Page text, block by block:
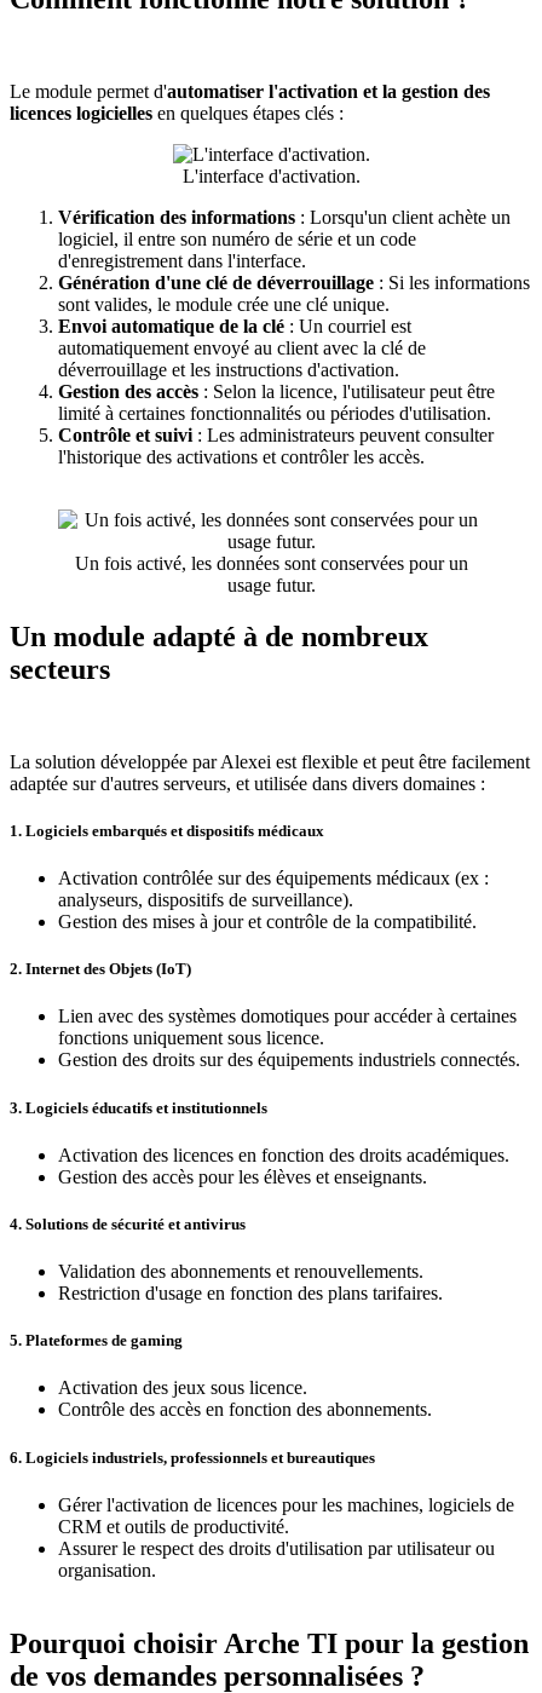
Le module permet d'automatiser l'activation et la gestion des
licences logicielles en quelques étapes clés :
L'interface d'activation.
Vérification des informations : Lorsqu'un client achète un
logiciel, il entre son numéro de série et un code
d'enregistrement dans l'interface.
Génération d'une clé de déverrouillage : Si les informations
sont valides, le module crée une clé unique.
Envoi automatique de la clé : Un courriel est
automatiquement envoyé au client avec la clé de
déverrouillage et les instructions d'activation.
Gestion des accès : Selon la licence, l'utilisateur peut être
limité à certaines fonctionnalités ou périodes d'utilisation.
Contrôle et suivi : Les administrateurs peuvent consulter
l'historique des activations et contrôler les accès.
Un fois activé, les données sont conservées pour un
usage futur.
Un module adapté à de nombreux
secteurs
La solution développée par Alexei est flexible et peut être facilement
adaptée sur d'autres serveurs, et utilisée dans divers domaines :
1. Logiciels embarqués et dispositifs médicaux
Activation contrôlée sur des équipements médicaux (ex :
analyseurs, dispositifs de surveillance).
Gestion des mises à jour et contrôle de la compatibilité.
2. Internet des Objets (IoT)
Lien avec des systèmes domotiques pour accéder à certaines
fonctions uniquement sous licence.
Gestion des droits sur des équipements industriels connectés.
3. Logiciels éducatifs et institutionnels
Activation des licences en fonction des droits académiques.
Gestion des accès pour les élèves et enseignants.
4. Solutions de sécurité et antivirus
Validation des abonnements et renouvellements.
Restriction d'usage en fonction des plans tarifaires.
5. Plateformes de gaming
Activation des jeux sous licence.
Contrôle des accès en fonction des abonnements.
6. Logiciels industriels, professionnels et bureautiques
Gérer l'activation de licences pour les machines, logiciels de
CRM et outils de productivité.
Assurer le respect des droits d'utilisation par utilisateur ou
organisation.
Pourquoi choisir Arche TI pour la gestion
de vos demandes personnalisées ?